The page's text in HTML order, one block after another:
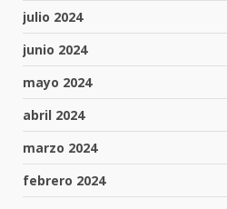
julio 2024
junio 2024
mayo 2024
abril 2024
marzo 2024
febrero 2024